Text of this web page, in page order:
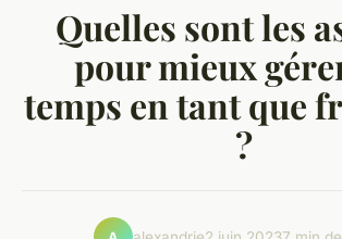
Quelles sont les
pour mieux
temps en tant que
?